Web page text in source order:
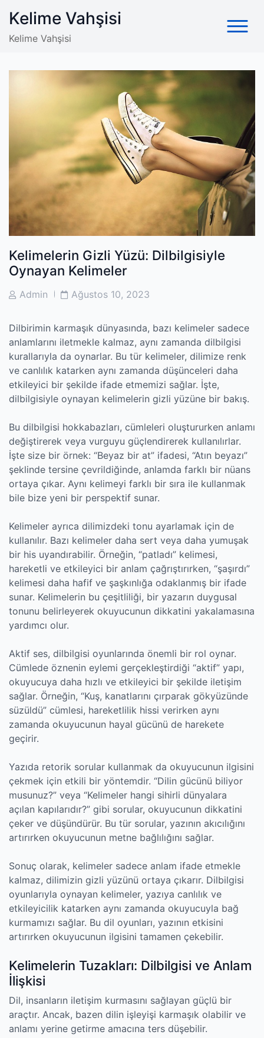
content
Kelime Vahşisi
Kelime Vahşisi
Kelimelerin Gizli Yüzü: Dilbilgisiyle
Oynayan Kelimeler
PostAdmin
PostAğustos 10, 2023
Dilbirimin karmaşık dünyasında, bazı kelimeler sadece
anlamlarını iletmekle kalmaz, aynı zamanda dilbilgisi
kurallarıyla da oynarlar. Bu tür kelimeler, dilimize renk
ve canlılık katarken aynı zamanda düşünceleri daha
etkileyici bir şekilde ifade etmemizi sağlar. İşte,
dilbilgisiyle oynayan kelimelerin gizli yüzüne bir bakış.
Bu dilbilgisi hokkabazları, cümleleri oluştururken anlamı
değiştirerek veya vurguyu güçlendirerek kullanılırlar.
İşte size bir örnek: “Beyaz bir at” ifadesi, “Atın beyazı”
şeklinde tersine çevrildiğinde, anlamda farklı bir nüans
ortaya çıkar. Aynı kelimeyi farklı bir sıra ile kullanmak
bile bize yeni bir perspektif sunar.
Kelimeler ayrıca dilimizdeki tonu ayarlamak için de
kullanılır. Bazı kelimeler daha sert veya daha yumuşak
bir his uyandırabilir. Örneğin, “patladı” kelimesi,
hareketli ve etkileyici bir anlam çağrıştırırken, “şaşırdı”
kelimesi daha hafif ve şaşkınlığa odaklanmış bir ifade
sunar. Kelimelerin bu çeşitliliği, bir yazarın duygusal
tonunu belirleyerek okuyucunun dikkatini yakalamasına
yardımcı olur.
Aktif ses, dilbilgisi oyunlarında önemli bir rol oynar.
Cümlede öznenin eylemi gerçekleştirdiği “aktif” yapı,
okuyucuya daha hızlı ve etkileyici bir şekilde iletişim
sağlar. Örneğin, “Kuş, kanatlarını çırparak gökyüzünde
süzüldü” cümlesi, hareketlilik hissi verirken aynı
zamanda okuyucunun hayal gücünü de harekete
geçirir.
Yazıda retorik sorular kullanmak da okuyucunun ilgisini
çekmek için etkili bir yöntemdir. “Dilin gücünü biliyor
musunuz?” veya “Kelimeler hangi sihirli dünyalara
açılan kapılarıdır?” gibi sorular, okuyucunun dikkatini
çeker ve düşündürür. Bu tür sorular, yazının akıcılığını
artırırken okuyucunun metne bağlılığını sağlar.
Sonuç olarak, kelimeler sadece anlam ifade etmekle
kalmaz, dilimizin gizli yüzünü ortaya çıkarır. Dilbilgisi
oyunlarıyla oynayan kelimeler, yazıya canlılık ve
etkileyicilik katarken aynı zamanda okuyucuyla bağ
kurmamızı sağlar. Bu dil oyunları, yazının etkisini
artırırken okuyucunun ilgisini tamamen çekebilir.
Kelimelerin Tuzakları: Dilbilgisi ve Anlam
İlişkisi
Dil, insanların iletişim kurmasını sağlayan güçlü bir
araçtır. Ancak, bazen dilin işleyişi karmaşık olabilir ve
anlamı yerine getirme amacına ters düşebilir.